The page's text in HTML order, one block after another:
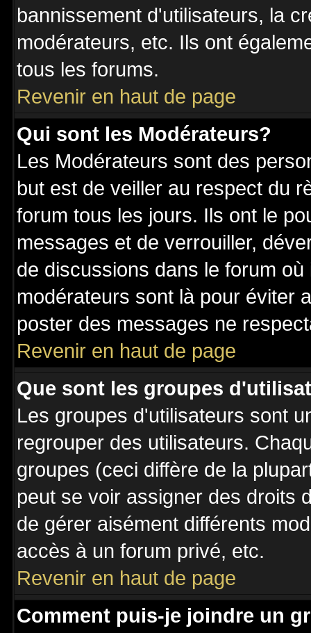
bannissement d'utilisateurs, la
modérateurs, etc. Ils ont
tous les forums.
Revenir en haut de page
Qui sont les Modérateurs?
Les Modérateurs sont des
but est de veiller au respect du
forum tous les jours. Ils ont le
messages et de verrouiller,
de discussions dans le forum
modérateurs sont là pour éviter
poster des messages ne
Revenir en haut de page
Que sont les groupes
Les groupes d'utilisateurs sont
regrouper des utilisateurs.
groupes (ceci diffère de la
peut se voir assigner des droits
de gérer aisément différents
accès à un forum privé, etc.
Revenir en haut de page
Comment puis-je joindre un